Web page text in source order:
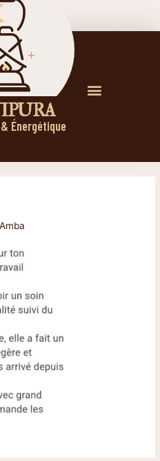
P U R A
Énergétique
Amba